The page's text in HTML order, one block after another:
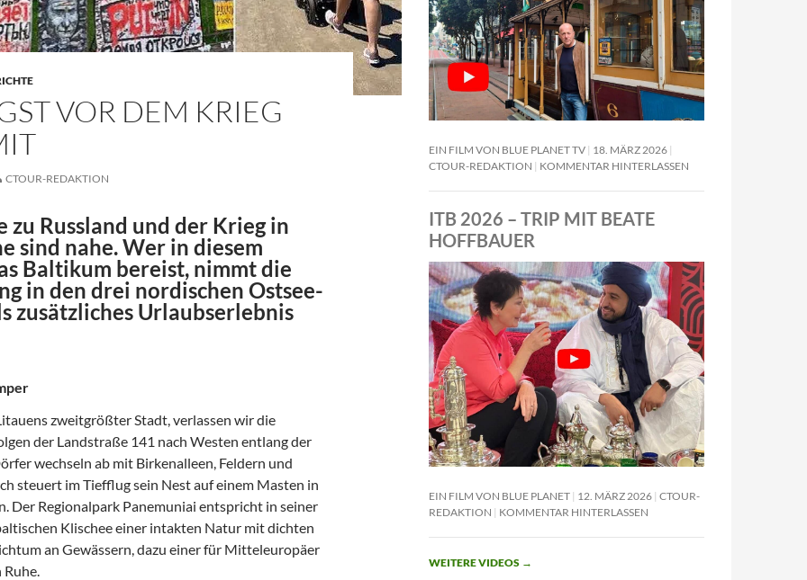
VOR DEM KRIEG
CTOUR-REDAKTION
zu Russland und der Krieg in
sind nahe. Wer in diesem
Baltikum bereist, nimmt die
in den drei nordischen Ostsee-
zusätzliches Urlaubserlebnis
zweitgrößter Stadt, verlassen wir die
der Landstraße 141 nach Westen entlang der
wechseln ab mit Birkenalleen, Feldern und
steuert im Tiefflug sein Nest auf einem Masten in
Der Regionalpark Panemuniai entspricht in seiner
Klischee einer intakten Natur mit dichten
an Gewässern, dazu einer für Mitteleuropäer
EIN FILM VON BLUE PLANET TV 18. MÄRZ 2026
CTOUR-REDAKTION
KOMMENTAR HINTERLASSEN
ITB 2026 – TRIP MIT BEATE
HOFFBAUER
EIN FILM VON BLUE PLANET 12. MÄRZ 2026 CTOUR-
REDAKTION
KOMMENTAR HINTERLASSEN
WEITERE VIDEOS →